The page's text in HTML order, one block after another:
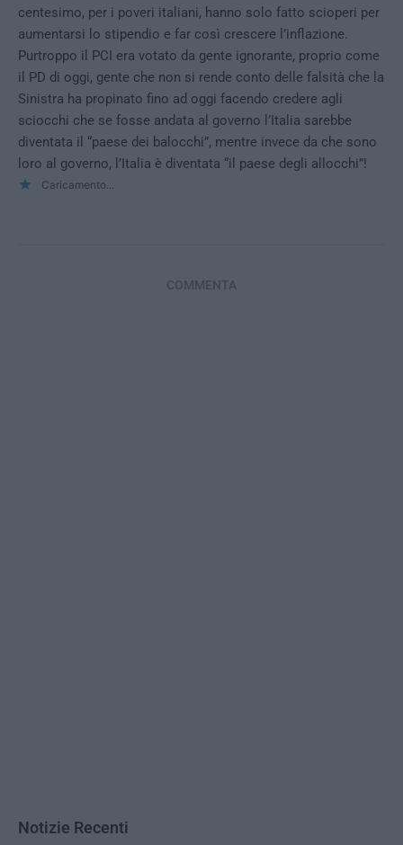
centesimo, per i poveri italiani, hanno solo fatto scioperi per
aumentarsi lo stipendio e far così crescere l’inflazione.
Purtroppo il PCI era votato da gente ignorante, proprio come
il PD di oggi, gente che non si rende conto delle falsità che la
Sinistra ha propinato fino ad oggi facendo credere agli
sciocchi che se fosse andata al governo l’Italia sarebbe
diventata il “paese dei balocchi”, mentre invece da che sono
loro al governo, l’Italia è diventata “il paese degli allocchi”!
Caricamento...
COMMENTA
Notizie Recenti